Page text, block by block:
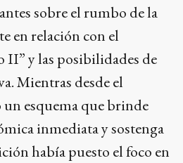
sobre el rumbo de la
en relación con el
II” y las posibilidades de
Mientras desde el
esquema que brinde
inmediata y sostenga
había puesto el foco en